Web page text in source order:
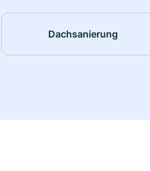
Dachsanierung